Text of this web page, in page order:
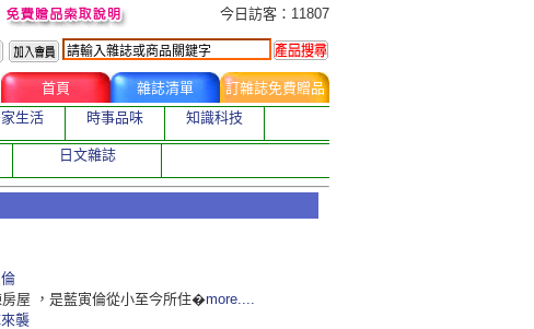
屋 ，是藍寅倫從小至今所住�more....
襲
今日訪客：11807
首頁 雜誌清單
訂雜誌免費贈品
生活 時事品味 知識科技
日文雜誌